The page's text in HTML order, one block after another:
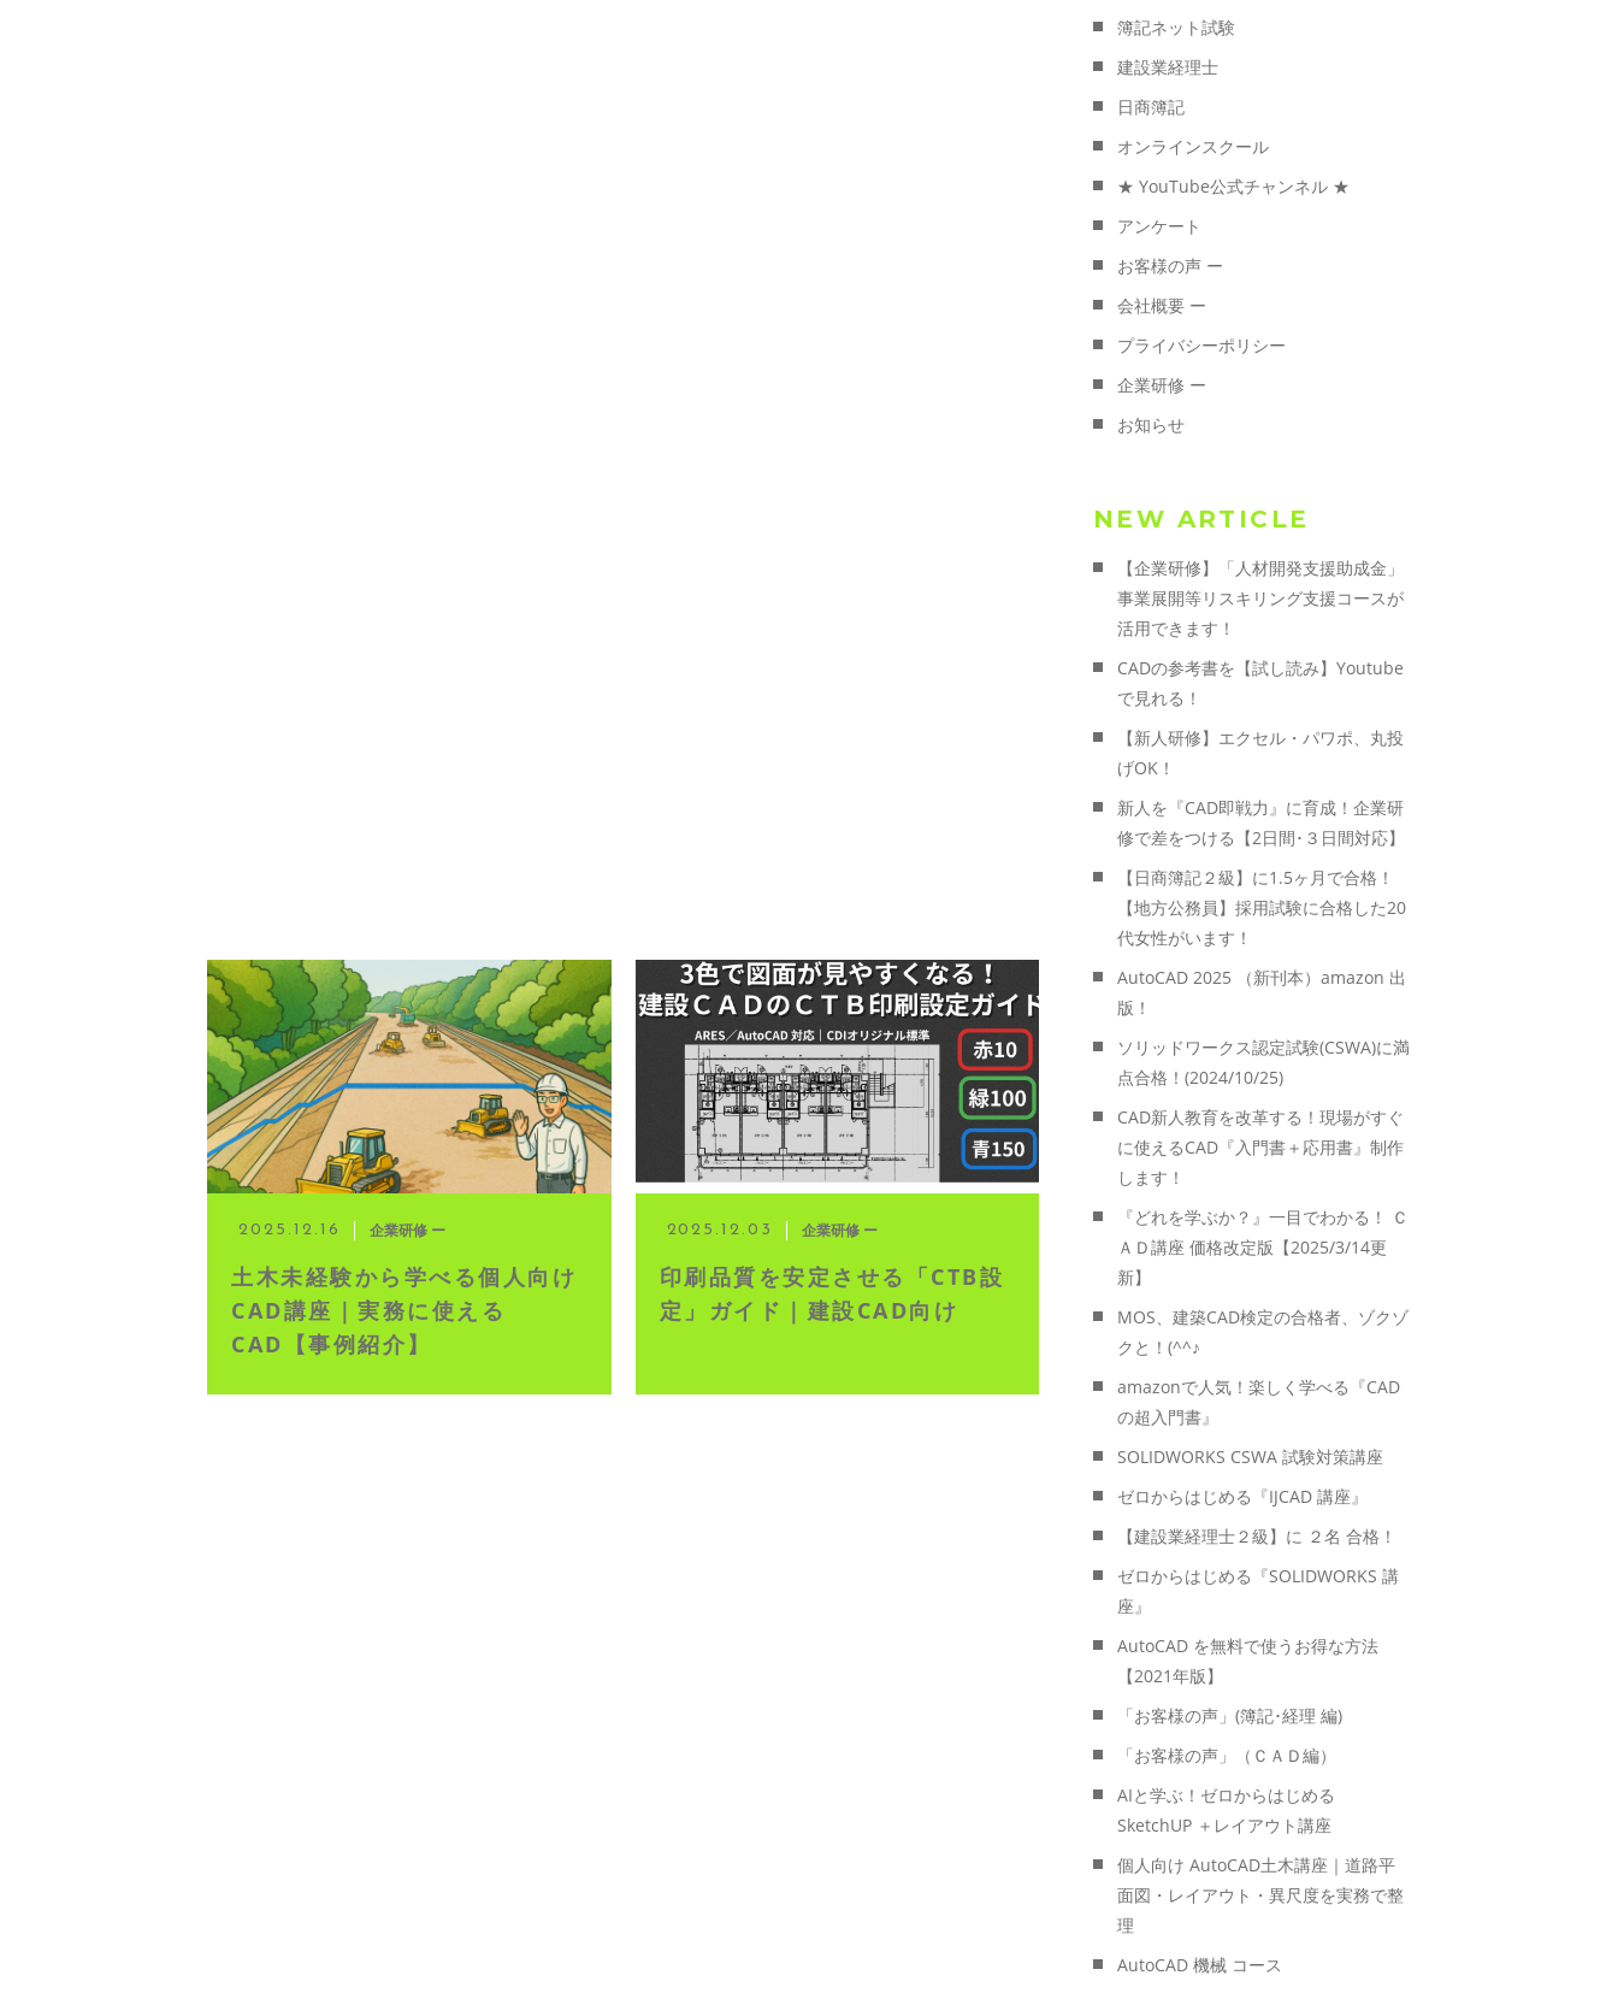
2025.12.16 企業研修 ー
土木未経験から学べる個人向け
CAD講座｜実務に使える
CAD【事例紹介】
2025.12.03 企業研修 ー
印刷品質を安定させる「CTB設
定」ガイド｜建設CAD向け
簿記ネット試験
建設業経理士
日商簿記
オンラインスクール
★ YouTube公式チャンネル ★
アンケート
お客様の声 ー
会社概要 ー
プライバシーポリシー
企業研修 ー
お知らせ
NEW ARTICLE
【企業研修】「人材開発支援助成金」
事業展開等リスキリング支援コースが
活用できます！
CADの参考書を【試し読み】Youtube
で見れる！
【新人研修】エクセル・パワポ、丸投
げOK！
新人を『CAD即戦力』に育成！企業研
修で差をつける【2日間･３日間対応】
【日商簿記２級】に1.5ヶ月で合格！
【地方公務員】採用試験に合格した20
代女性がいます！
AutoCAD 2025 （新刊本）amazon 出
版！
ソリッドワークス認定試験(CSWA)に満
点合格！(2024/10/25)
CAD新人教育を改革する！現場がすぐ
に使えるCAD『入門書＋応用書』制作
します！
『どれを学ぶか？』一目でわかる！ Ｃ
ＡＤ講座 価格改定版【2025/3/14更
新】
MOS、建築CAD検定の合格者、ゾクゾ
クと！(^^♪
amazonで人気！楽しく学べる『CAD
の超入門書』
SOLIDWORKS CSWA 試験対策講座
ゼロからはじめる『IJCAD 講座』
【建設業経理士２級】に ２名 合格！
ゼロからはじめる『SOLIDWORKS 講
座』
AutoCAD を無料で使うお得な方法
【2021年版】
「お客様の声」(簿記･経理 編)
「お客様の声」（ＣＡＤ編）
AIと学ぶ！ゼロからはじめる
SketchUP ＋レイアウト講座
個人向け AutoCAD土木講座｜道路平
面図・レイアウト・異尺度を実務で整
理
AutoCAD 機械 コース